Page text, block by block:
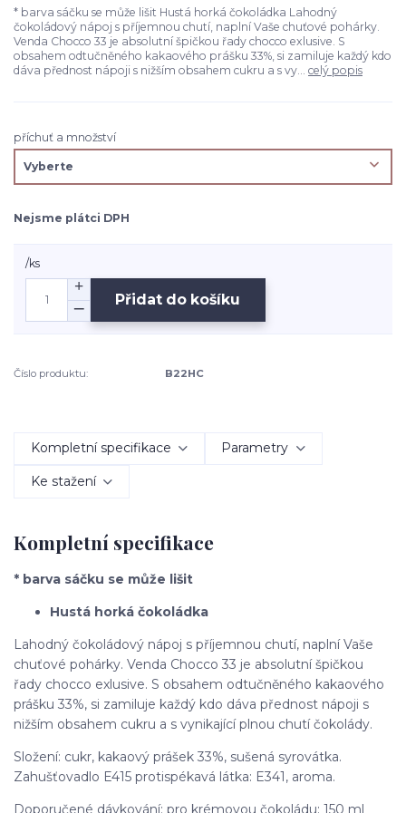
* barva sáčku se může lišit Hustá horká čokoládka Lahodný
čokoládový nápoj s příjemnou chutí, naplní Vaše chuťové pohárky.
Venda Chocco 33 je absolutní špičkou řady chocco exlusive. S
obsahem odtučněného kakaového prášku 33%, si zamiluje každý kdo
dáva přednost nápoji s nižším obsahem cukru a s vy... celý popis
příchuť a množství
Nejsme plátci DPH
/ks
Přidat do košíku
Číslo produktu: B22HC
Kompletní specifikace Parametry
Ke stažení
Kompletní specifikace
* barva sáčku se může lišit
Hustá horká čokoládka
Lahodný čokoládový nápoj s příjemnou chutí, naplní Vaše
chuťové pohárky. Venda Chocco 33 je absolutní špičkou
řady chocco exlusive. S obsahem odtučněného kakaového
prášku 33%, si zamiluje každý kdo dáva přednost nápoji s
nižším obsahem cukru a s vynikající plnou chutí čokolády.
Složení: cukr, kakaový prášek 33%, sušená syrovátka.
Zahušťovadlo E415 protispékavá látka: E341, aroma.
Doporučené dávkování: pro krémovou čokoládu: 150 ml